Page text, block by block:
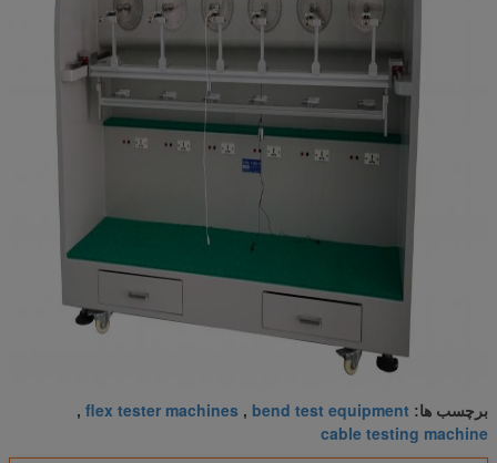
برچسب ها: bend test equipment
,
flex tester machines
,
cable testing machine